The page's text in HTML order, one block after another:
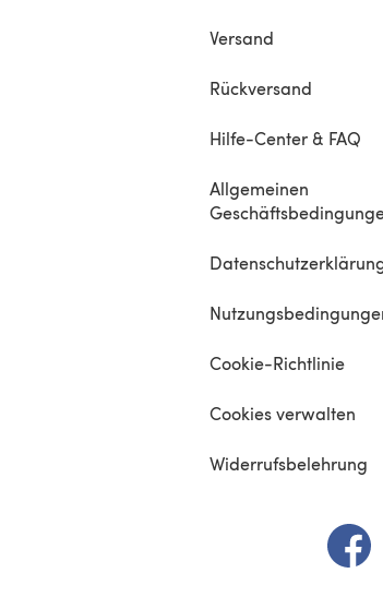
Versand
Rückversand
Hilfe-Center & FAQ
Allgemeinen
Cookie-Richtlinie
Cookies verwalten
Widerrufsbelehrung